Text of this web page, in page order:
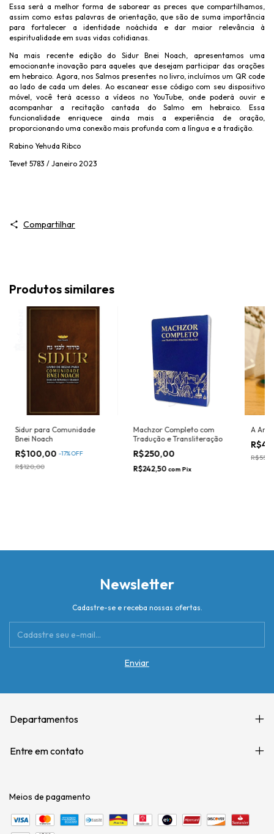
Essa será a melhor forma de saborear as preces que compartilhamos,
assim como estas palavras de orientação, que são de suma importância
para fortalecer a identidade noáchida e dar maior relevância à
espiritualidade em suas vidas cotidianas.
Na mais recente edição do Sidur Bnei Noach, apresentamos uma
emocionante inovação para aqueles que desejam participar das orações
em hebraico. Agora, nos Salmos presentes no livro, incluímos um QR code
ao lado de cada um deles. Ao escanear esse código com seu dispositivo
móvel, você terá acesso a vídeos no YouTube, onde poderá ouvir e
acompanhar a recitação cantada do Salmo em hebraico. Essa
funcionalidade enriquece ainda mais a experiência de oração,
proporcionando uma conexão mais profunda com a língua e a tradição.
Rabino Yehuda Ribco
Tevet 5783 / Janeiro 2023
Compartilhar
Produtos similares
Sidur para Comunidade
Bnei Noach
R$100,00 -17%OFF
R$120,00
Machzor Completo com
Tradução e Transliteração
R$250,00
R$242,50 com Pix
A
Newsletter
Cadastre-se e receba nossas ofertas.
Departamentos
Entre em contato
Meios de pagamento